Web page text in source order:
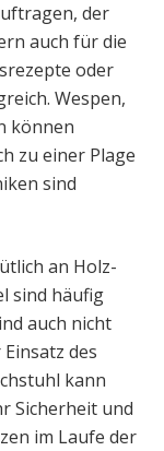
der
auch für die
oder
Wespen,
können
zu einer Plage
sind
an Holz-
sind häufig
auch nicht
des
kann
Sicherheit und
im Laufe der